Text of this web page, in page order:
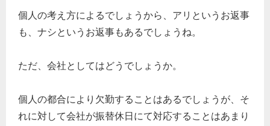
個人の考え方によるでしょうから、アリというお返事
も、ナシというお返事もあるでしょうね。
ただ、会社としてはどうでしょうか。
個人の都合により欠勤することはあるでしょうが、そ
れに対して会社が振替休日にて対応することはあまり